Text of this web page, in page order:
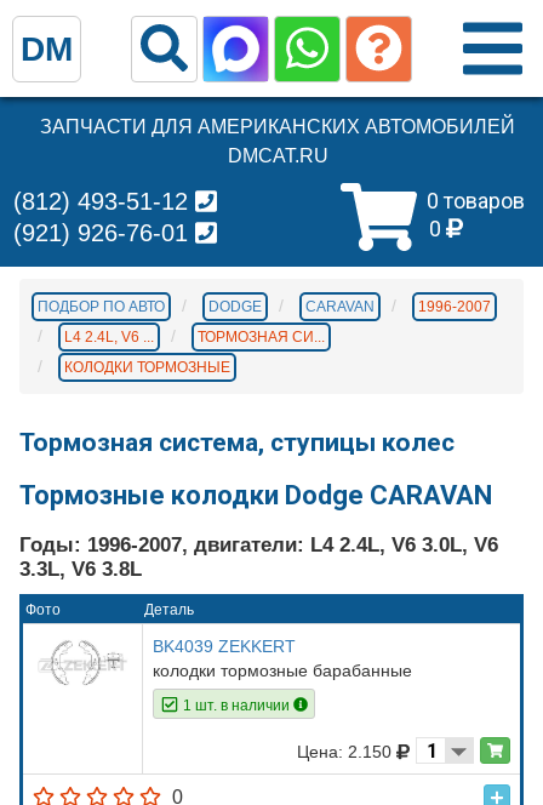
ЗАПЧАСТИ ДЛЯ АМЕРИКАНСКИХ АВТОМОБИЛЕЙ
DMCAT.RU
0 товаров
0
(812) 493-51-12
(921) 926-76-01
ПОДБОР ПО АВТО DODGE CARAVAN
1996-2007
L4 2.4L, V6 ...
ТОРМОЗНАЯ СИ...
КОЛОДКИ ТОРМОЗНЫЕ
Тормозная система, ступицы колес
Тормозные колодки Dodge CARAVAN
Годы: 1996-2007, двигатели: L4 2.4L, V6 3.0L, V6
3.3L, V6 3.8L
Фото Деталь
BK4039 ZEKKERT
колодки тормозные барабанные
1 шт. в наличии
Цена: 2.150
0
DM